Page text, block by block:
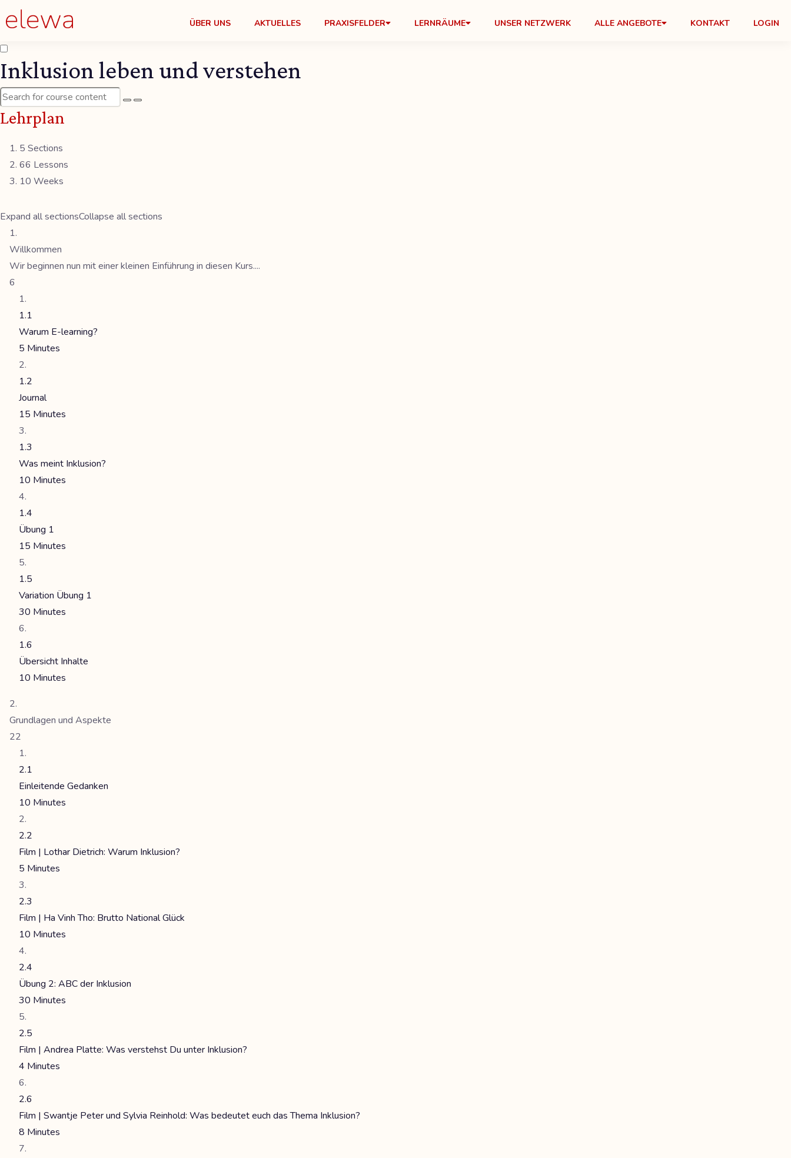
ÜBER UNS AKTUELLES PRAXISFELDER LERNRÄUME UNSER NETZWERK ALLE ANGEBOTE KONTAKT LOGIN
Inklusion leben und verstehen
Lehrplan
5 Sections
66 Lessons
10 Weeks
Expand all sectionsCollapse all sections
Willkommen
Wir beginnen nun mit einer kleinen Einführung in diesen Kurs....
6
1.1
Warum E-learning?
5 Minutes
1.2
Journal
15 Minutes
1.3
Was meint Inklusion?
10 Minutes
1.4
Übung 1
15 Minutes
1.5
Variation Übung 1
30 Minutes
1.6
Übersicht Inhalte
10 Minutes
Grundlagen und Aspekte
22
2.1
Einleitende Gedanken
10 Minutes
2.2
Film | Lothar Dietrich: Warum Inklusion?
5 Minutes
2.3
Film | Ha Vinh Tho: Brutto National Glück
10 Minutes
2.4
Übung 2: ABC der Inklusion
30 Minutes
2.5
Film | Andrea Platte: Was verstehst Du unter Inklusion?
4 Minutes
2.6
Film | Swantje Peter und Sylvia Reinhold: Was bedeutet euch das Thema Inklusion?
8 Minutes